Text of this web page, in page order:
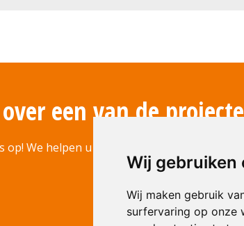
Wij gebruiken
Wij maken gebruik
surfervaring op onze
een van de
We helpen u graag verder.